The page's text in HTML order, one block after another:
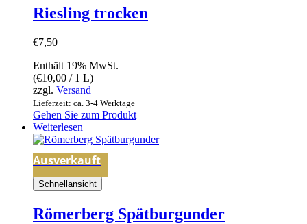
Riesling trocken
€7,50
Enthält 19% MwSt.
(€10,00 / 1 L)
zzgl. Versand
Lieferzeit: ca. 3-4 Werktage
Gehen Sie zum Produkt
Weiterlesen
Ausverkauft
Schnellansicht
Römerberg Spätburgunder